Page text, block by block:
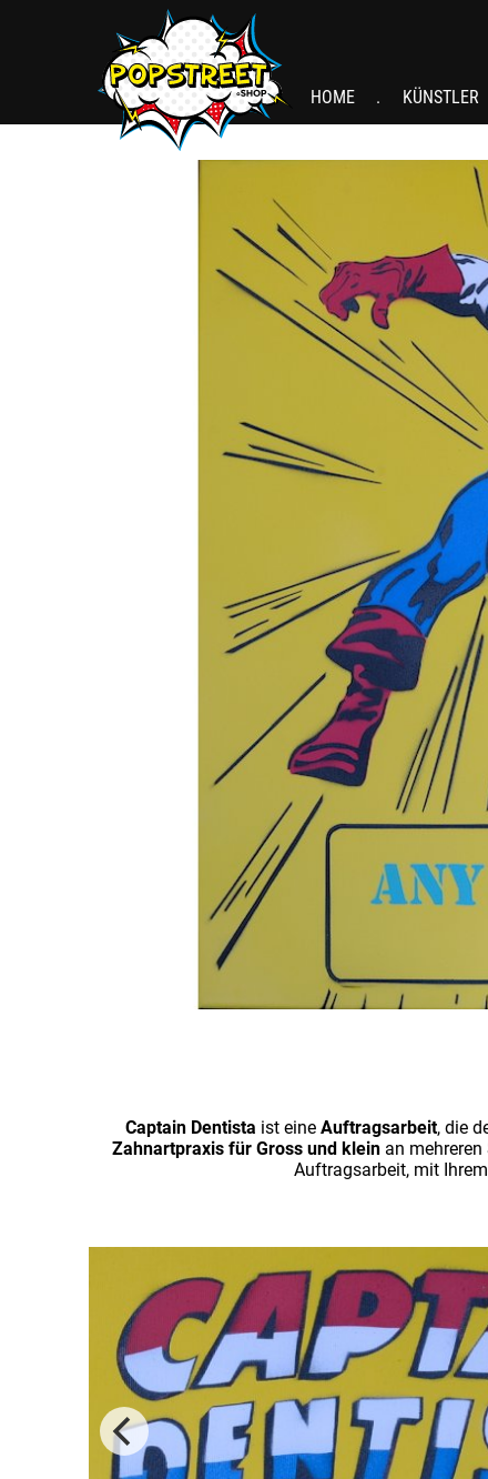
HOME KÜNSTLER
Captain Dentista ist eine Auftragsarbeit, die
Zahnartpraxis für Gross und kleinan mehreren
Auftragsarbeit, mit